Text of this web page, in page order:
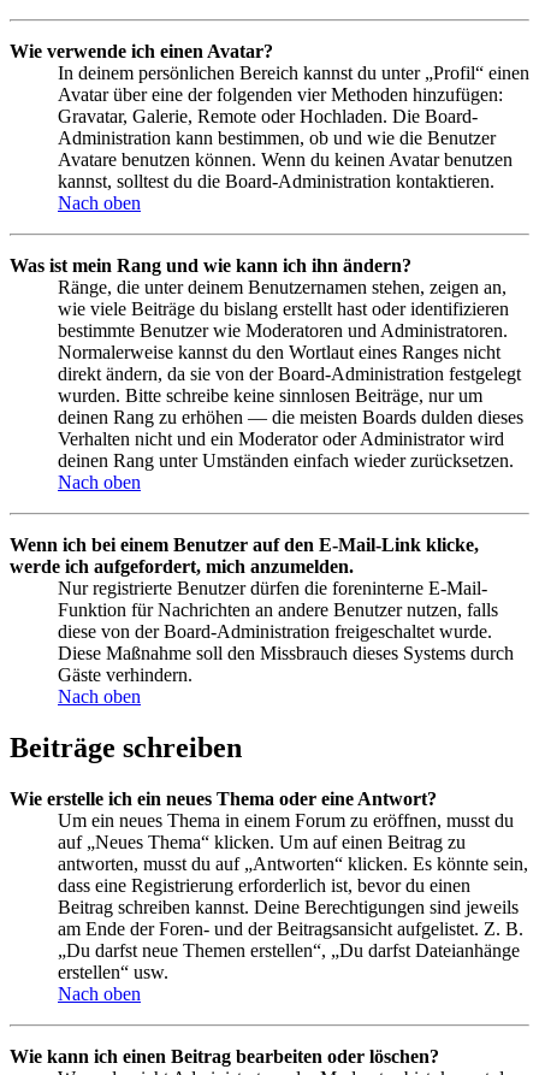
Wie verwende ich einen Avatar?
In deinem persönlichen Bereich kannst du unter „Profil“ einen
Avatar über eine der folgenden vier Methoden hinzufügen:
Gravatar, Galerie, Remote oder Hochladen. Die Board-
Administration kann bestimmen, ob und wie die Benutzer
Avatare benutzen können. Wenn du keinen Avatar benutzen
kannst, solltest du die Board-Administration kontaktieren.
Nach oben
Was ist mein Rang und wie kann ich ihn ändern?
Ränge, die unter deinem Benutzernamen stehen, zeigen an,
wie viele Beiträge du bislang erstellt hast oder identifizieren
bestimmte Benutzer wie Moderatoren und Administratoren.
Normalerweise kannst du den Wortlaut eines Ranges nicht
direkt ändern, da sie von der Board-Administration festgelegt
wurden. Bitte schreibe keine sinnlosen Beiträge, nur um
deinen Rang zu erhöhen — die meisten Boards dulden dieses
Verhalten nicht und ein Moderator oder Administrator wird
deinen Rang unter Umständen einfach wieder zurücksetzen.
Nach oben
Wenn ich bei einem Benutzer auf den E-Mail-Link klicke,
werde ich aufgefordert, mich anzumelden.
Nur registrierte Benutzer dürfen die foreninterne E-Mail-
Funktion für Nachrichten an andere Benutzer nutzen, falls
diese von der Board-Administration freigeschaltet wurde.
Diese Maßnahme soll den Missbrauch dieses Systems durch
Gäste verhindern.
Nach oben
Beiträge schreiben
Wie erstelle ich ein neues Thema oder eine Antwort?
Um ein neues Thema in einem Forum zu eröffnen, musst du
auf „Neues Thema“ klicken. Um auf einen Beitrag zu
antworten, musst du auf „Antworten“ klicken. Es könnte sein,
dass eine Registrierung erforderlich ist, bevor du einen
Beitrag schreiben kannst. Deine Berechtigungen sind jeweils
am Ende der Foren- und der Beitragsansicht aufgelistet. Z. B.
„Du darfst neue Themen erstellen“, „Du darfst Dateianhänge
erstellen“ usw.
Nach oben
Wie kann ich einen Beitrag bearbeiten oder löschen?